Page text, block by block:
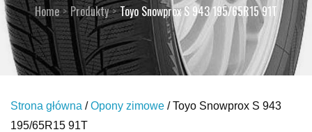
Home Produkty Toyo Snowprox S 943 195/65R15 91T
Strona główna /Opony zimowe / Toyo Snowprox S 943
195/65R15 91T